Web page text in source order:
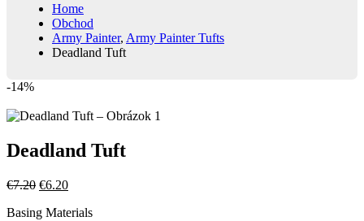
Home
Obchod
Army Painter, Army Painter Tufts
Deadland Tuft
-14%
Deadland Tuft
€7.20 Pôvodná
bola:
€6.20Aktuálna
je:
Basing Materials